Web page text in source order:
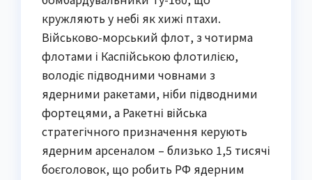
кружляють у небі як хижі птахи.
Військово-морський флот, з чотирма
флотами і Каспійською флотилією,
володіє підводними човнами з
ядерними ракетами, ніби підводними
фортецями, а Ракетні війська
стратегічного призначення керують
ядерним арсеналом – близько 1,5 тисячі
боєголовок, що робить РФ ядерним